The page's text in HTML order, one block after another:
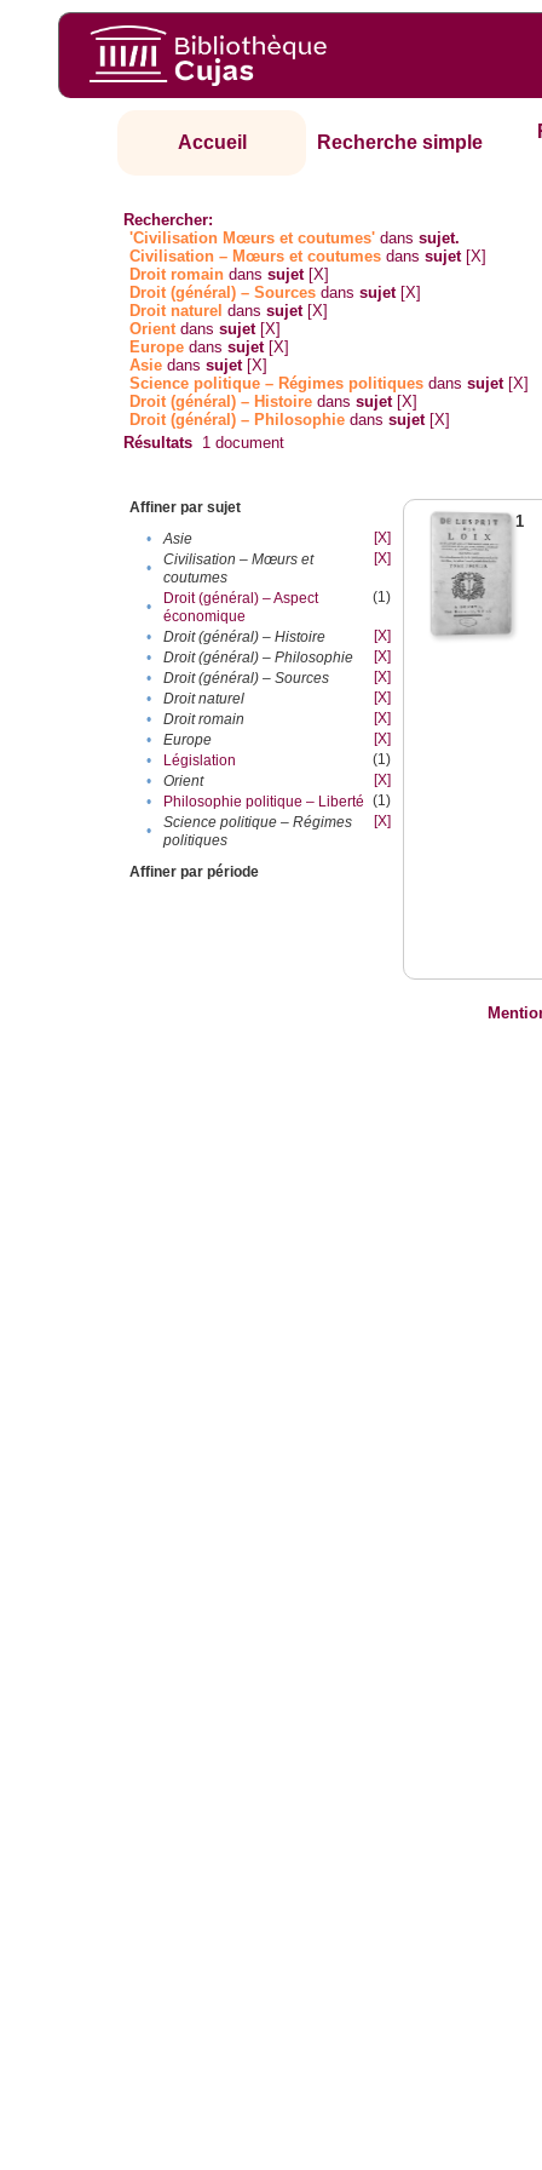
Accueil Recherche simple
Rechercher:
'Civilisation Mœurs et coutumes' danssujet.
Civilisation – Mœurs et coutumes danssujet [X]
Droit romain danssujet [X]
Droit (général) – Sources danssujet [X]
Droit naturel danssujet [X]
Orientdanssujet [X]
Europe danssujet [X]
Asie danssujet [X]
Science politique – Régimes politiques danssujet [X]
Droit (général) – Histoire danssujet [X]
Droit (général) – Philosophie danssujet [X]
Résultats 1 document
Affiner par sujet
•
Asie
[X]
•
Civilisation – Mœurs et
coutumes
[X]
•
Droit (général) – Aspect
économique
(1)
• Droit (général) – Histoire
[X]
•
Droit (général) – Philosophie
[X]
•
Droit (général) – Sources
[X]
•
Droit naturel
[X]
•
Droit romain
[X]
•
Europe
[X]
•
Législation
(1)
•
Orient
[X]
•
Philosophie politique – Liberté (1)
•
Science politique – Régimes
politiques
[X]
Affiner par période
1